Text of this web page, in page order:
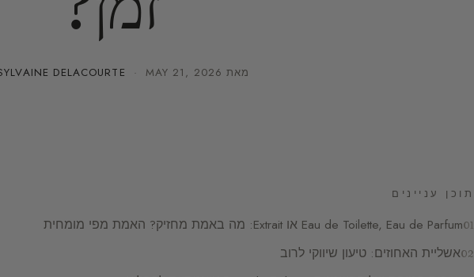
מאת DELACOURTE ·MAY 21, 2026
תוכן עניינים
Eau de Toilette, Eau de Parfum או Extrait: מה באמת מחזיק? האמת מפי מומחית
אשליית האחוזים: טיעון שיווקי לרוב